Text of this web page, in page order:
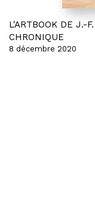
L'ARTBOOK DE J.-
CHRONIQUE
8 décembre 2020